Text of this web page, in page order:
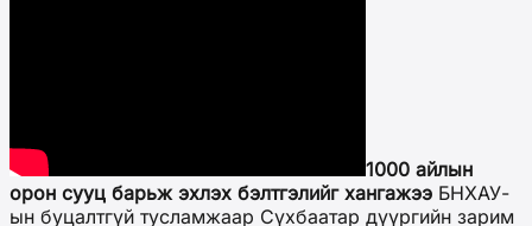
1000 айлын
орон сууц барьж эхлэх бэлтгэлийг хангажээ БНХАУ-
ын буцалтгүй тусламжаар Сүхбаатар дүүргийн зарим